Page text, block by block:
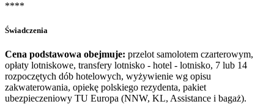
****
Świadczenia
Cena podstawowa obejmuje: przelot samolotem czarterowym,
opłaty lotniskowe, transfery lotnisko - hotel - lotnisko, 7 lub 14
rozpoczętych dób hotelowych, wyżywienie wg opisu
zakwaterowania, opiekę polskiego rezydenta, pakiet
ubezpieczeniowy TU Europa (NNW, KL, Assistance i bagaż).